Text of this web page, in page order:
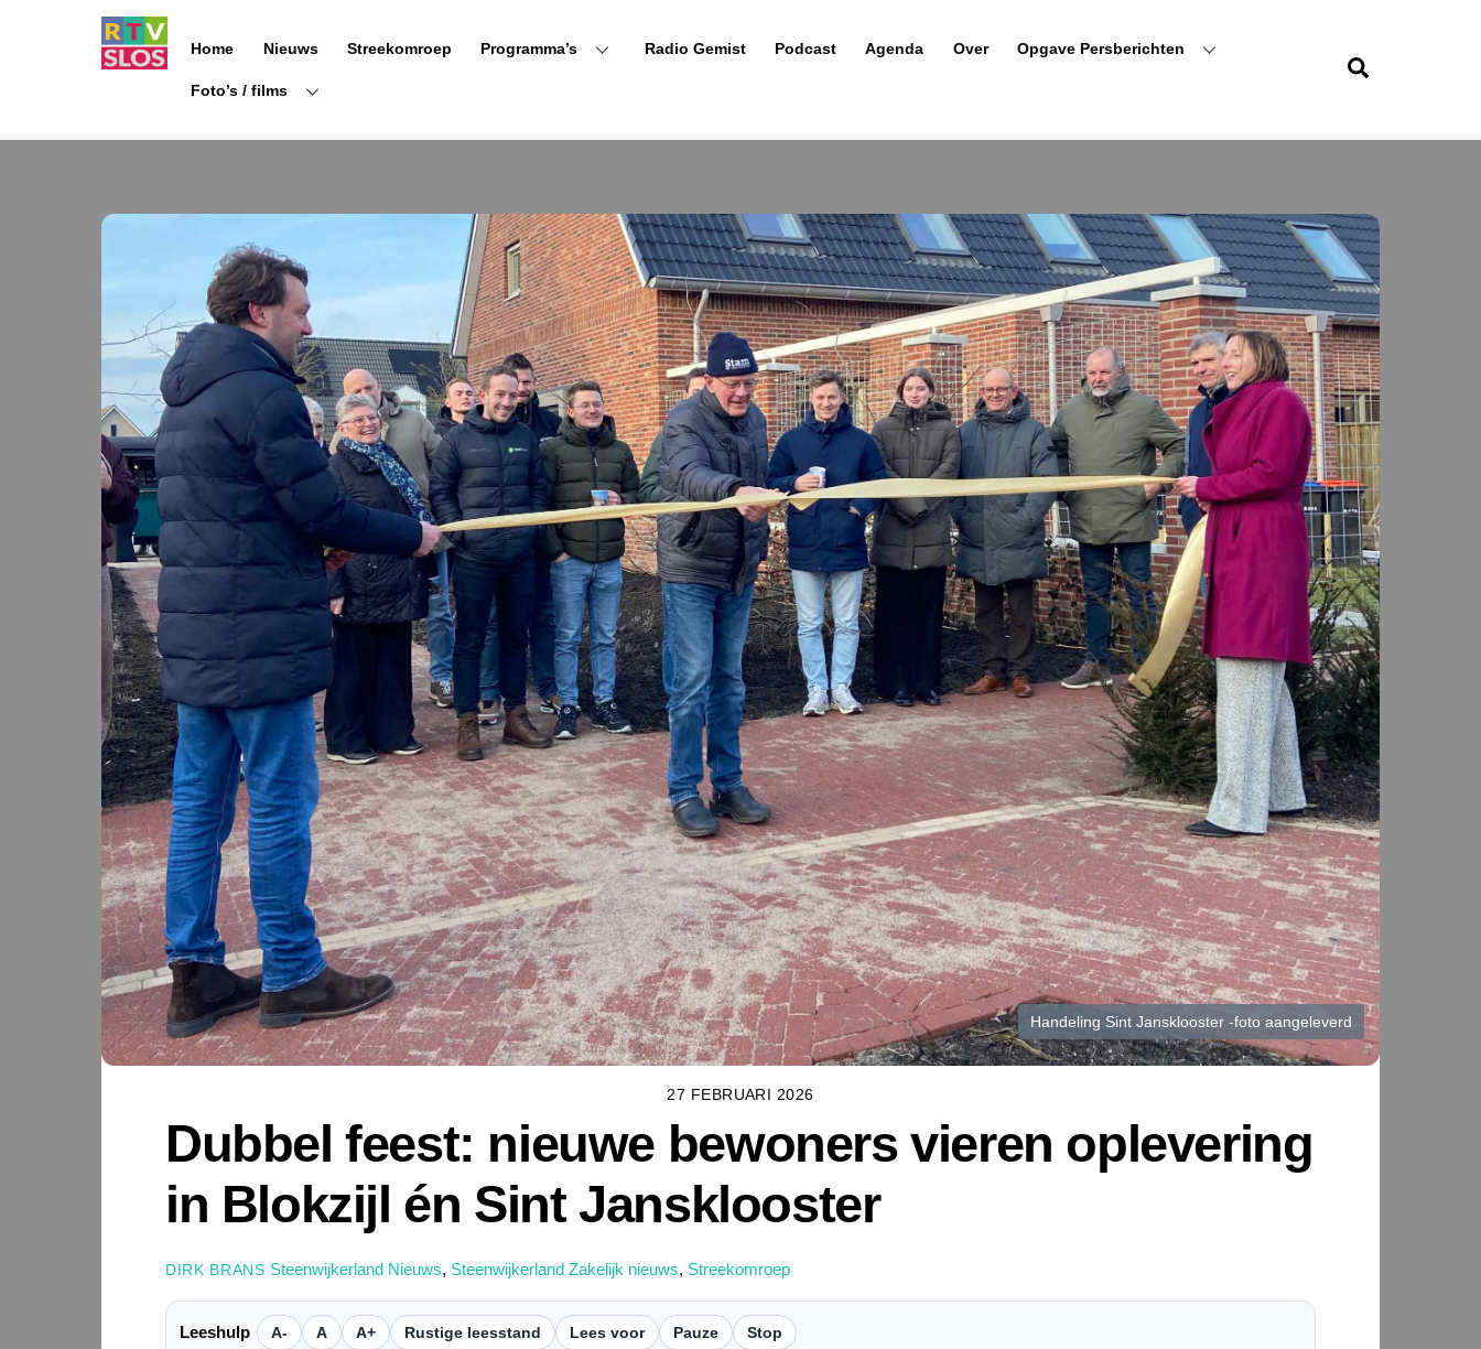
Home Nieuws Streekomroep Programma’s Radio Gemist Podcast Agenda Over Opgave Persberichten
Foto’s / films
Handeling Sint Jansklooster -foto aangeleverd
27 FEBRUARI 2026
Dubbel feest: nieuwe bewoners vieren oplevering
in Blokzijl én Sint Jansklooster
DIRK BRANS Steenwijkerland Nieuws, Steenwijkerland Zakelijk nieuws, Streekomroep
Leeshulp A- A A+ Rustige leesstand Lees voor Pauze Stop